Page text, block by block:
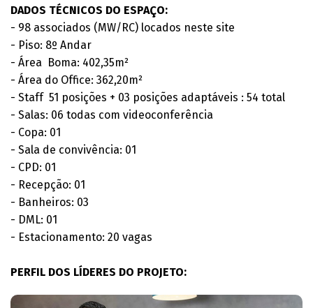
DADOS TÉCNICOS DO ESPAÇO:
- 98 associados (MW/RC) locados neste site
- Piso: 8º Andar
- Área Boma: 402,35m²
- Área do Office: 362,20m²
- Staff 51 posições + 03 posições adaptáveis : 54 total
- Salas: 06 todas com videoconferência
- Copa: 01
- Sala de convivência: 01
- CPD: 01
- Recepção: 01
- Banheiros: 03
- DML: 01
- Estacionamento: 20 vagas
PERFIL DOS LÍDERES DO PROJETO: